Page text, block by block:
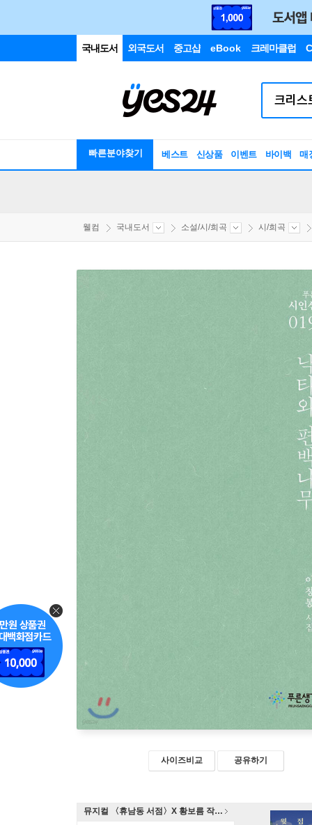
국내도서 외국도서 중고샵 eBook 크레마클럽
빠른분야찾기 베스트 신상품 이벤트 바이백 매
웰컴 국내도서 소설/시/희곡 시/희곡
사이즈비교 공유하기
뮤지컬 〈휴남동 서점〉X 황보름 작가 북토크